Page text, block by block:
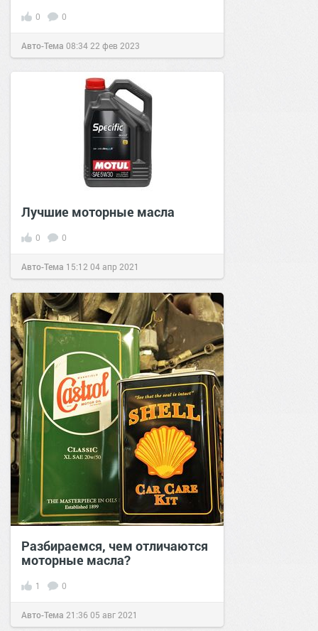
0 0
Авто-Тема 08:34 22 фев 2023
Лучшие моторные масла
0 0
Авто-Тема 15:12 04 апр 2021
Разбираемся, чем отличаются
моторные масла?
1 0
Авто-Тема 21:3605 авг 2021